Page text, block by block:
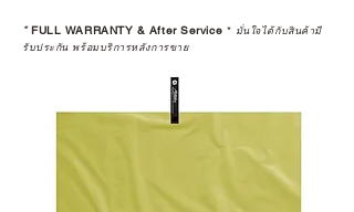
*FULL WARRANTY & After Service * มั่นใจได้กับสินค้ามี
รับประกัน พร้อมบริการหลังการขาย